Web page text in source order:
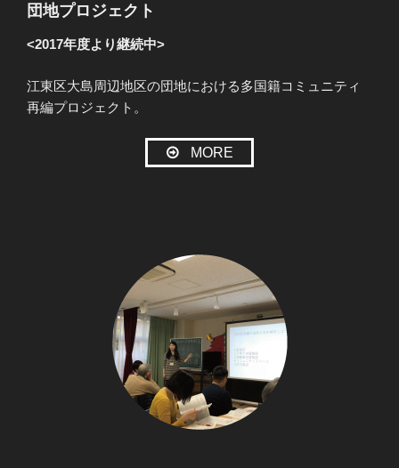
団地プロジェクト
<2017年度より継続中>
江東区大島周辺地区の団地における多国籍コミュニティ
再編プロジェクト。
MORE